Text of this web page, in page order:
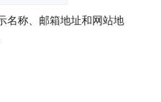
名称、邮箱地址和网站地